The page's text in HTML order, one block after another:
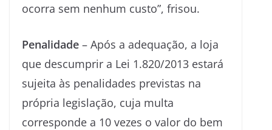
ocorra sem nenhum custo”, frisou.
Penalidade – Após a adequação, a loja
que descumprir a Lei 1.820/2013 estará
sujeita às penalidades previstas na
própria legislação, cuja multa
corresponde a 10 vezes o valor do bem